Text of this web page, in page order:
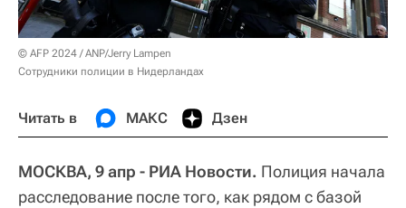
© AFP 2024 / ANP/Jerry Lampen
Сотрудники полиции в Нидерландах
Читать в МАКС Дзен
МОСКВА, 9 апр - РИА Новости. Полиция начала
расследование после того, как рядом с базой